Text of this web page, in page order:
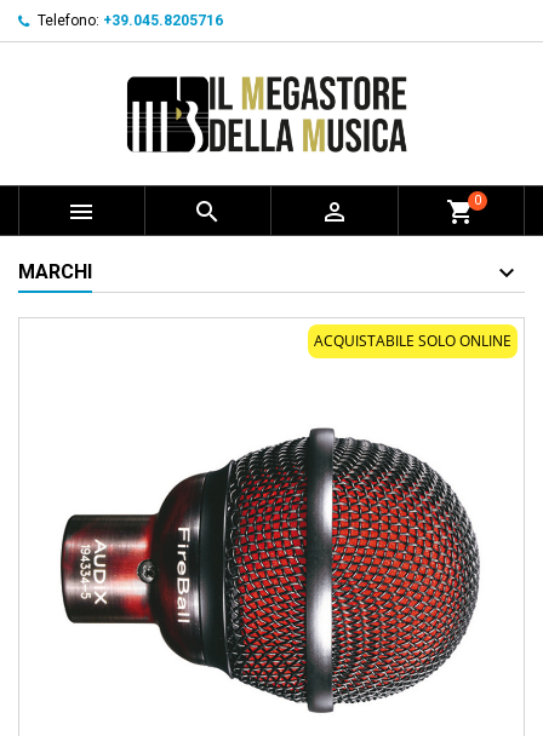
Telefono: +39.045.8205716
   shopping_cart0
MARCHI
ACQUISTABILE SOLO ONLINE